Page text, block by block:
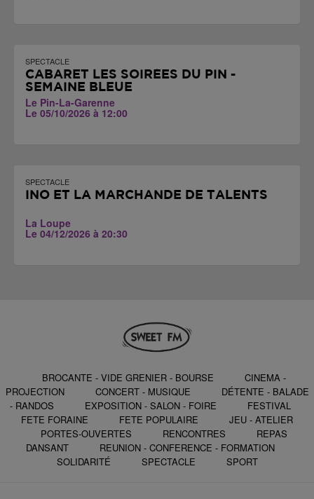
SPECTACLE
CABARET LES SOIRÉES DU PIN -
SEMAINE BLEUE
Le Pin-La-Garenne
Le 05/10/2026 à 12:00
SPECTACLE
INO ET LA MARCHANDE DE TALENTS
La Loupe
Le 04/12/2026 à 20:30
BROCANTE - VIDE GRENIER - BOURSE
CINEMA -
PROJECTION
CONCERT - MUSIQUE
DÉTENTE - BALADE
- RANDOS
EXPOSITION - SALON - FOIRE
FESTIVAL
FETE FORAINE
FETE POPULAIRE
JEU - ATELIER
PORTES-OUVERTES
RENCONTRES
REPAS
DANSANT
REUNION - CONFERENCE - FORMATION
SOLIDARITÉ
SPECTACLE SPORT